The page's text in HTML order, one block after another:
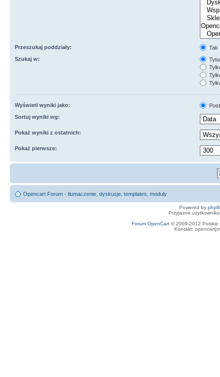
Przeszukaj poddziały:
Tak
Szukaj w:
Wyświetl wyniki jako:
Sortuj wyniki wg:
Pokaż wyniki z ostatnich:
Pokaż pierwsze:
Opencart Forum - tłumaczenie, dyskusje, templates, moduły
Powered by
Przyjazne
Forum OpenCart© 2009-2012 Polskie
Kontakt: